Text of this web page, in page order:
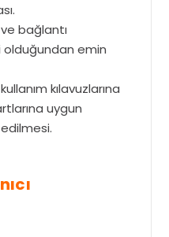
bağlantı
olduğundan emin
kılavuzlarına
uygun